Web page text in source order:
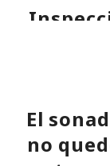
nivel de acceso
12:43 / 07.08.2026
El
no